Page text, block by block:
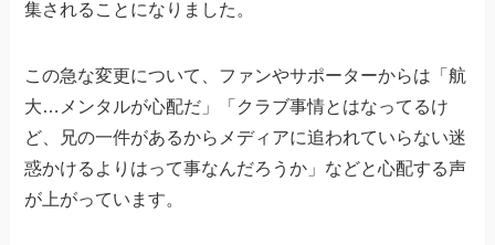
集されることになりました。
この急な変更について、ファンやサポーターからは「航
大…メンタルが心配だ」「クラブ事情とはなってるけ
ど、兄の一件があるからメディアに追われていらない迷
惑かけるよりはって事なんだろうか」などと心配する声
が上がっています。